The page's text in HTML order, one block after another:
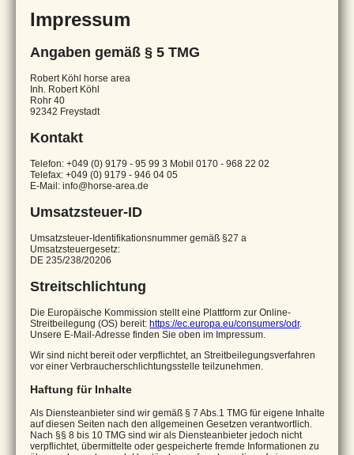
Impressum
Angaben gemäß § 5 TMG
Robert Köhl horse area
Inh. Robert Köhl
Rohr 40
92342 Freystadt
Kontakt
Telefon: +049 (0) 9179 - 95 99 3 Mobil 0170 - 968 22 02
Telefax: +049 (0) 9179 - 946 04 05
E-Mail: info@horse-area.de
Umsatzsteuer-ID
Umsatzsteuer-Identifikationsnummer gemäß §27 a
Umsatzsteuergesetz:
DE 235/238/20206
Streitschlichtung
Die Europäische Kommission stellt eine Plattform zur Online-
Streitbeilegung (OS) bereit:https://ec.europa.eu/consumers/odr.
Unsere E-Mail-Adresse finden Sie oben im Impressum.
Wir sind nicht bereit oder verpflichtet, an Streitbeilegungsverfahren
vor einer Verbraucherschlichtungsstelle teilzunehmen.
Haftung für Inhalte
Als Diensteanbieter sind wir gemäß § 7 Abs.1 TMG für eigene Inhalte
auf diesen Seiten nach den allgemeinen Gesetzen verantwortlich.
Nach §§ 8 bis 10 TMG sind wir als Diensteanbieter jedoch nicht
verpflichtet, übermittelte oder gespeicherte fremde Informationen zu